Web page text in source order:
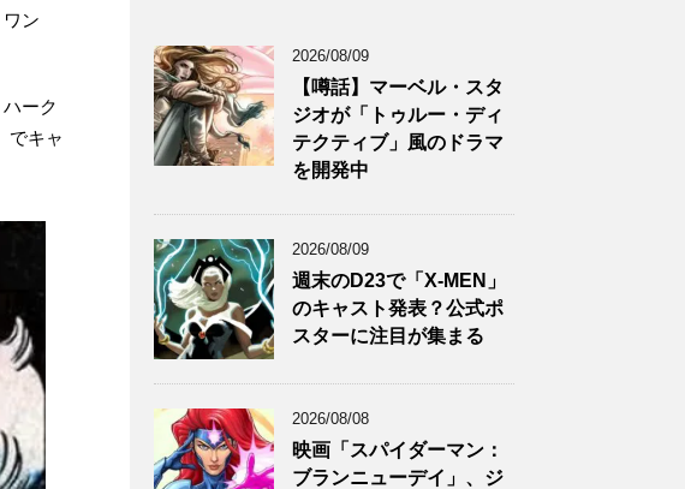
ン
ーク
でキャ
2026/08/09
【噂話】マーベル・スタ
ジオが「トゥルー・ディ
テクティブ」風のドラマ
を開発中
2026/08/09
週末のD23で「X-MEN」
のキャスト発表？公式ポ
スターに注目が集まる
2026/08/08
映画「スパイダーマン：
ブランニューデイ」、ジ